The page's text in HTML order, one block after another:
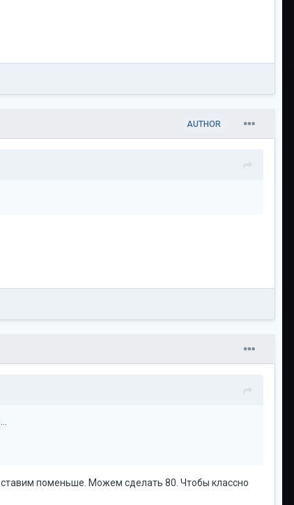
AUTHOR
поменьше. Можем сделать 80. Чтобы классно